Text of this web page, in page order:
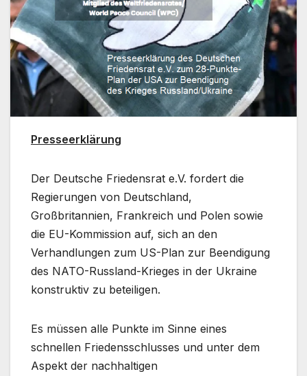
Presseerklärung
Der Deutsche Friedensrat e.V. fordert die
Regierungen von Deutschland,
Großbritannien, Frankreich und Polen sowie
die EU-Kommission auf, sich an den
Verhandlungen zum US-Plan zur Beendigung
des NATO-Russland-Krieges in der Ukraine
konstruktiv zu beteiligen.
Es müssen alle Punkte im Sinne eines
schnellen Friedensschlusses und unter dem
Aspekt der nachhaltigen